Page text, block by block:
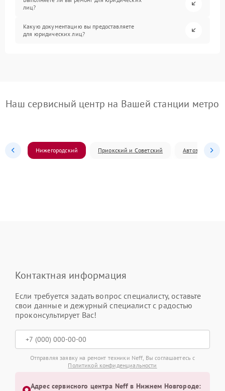
лиц?
Какую документацию вы предоставляете
для юридических лиц?
Наш сервисный центр на Вашей станции метро
Нижегородский Приокский и Советский Автозаводский
Контактная информация
Если требуется задать вопрос специалисту, оставьте
свои данные и дежурный специалист с радостью
проконсультирует Вас!
Отправляя заявку на ремонт техники Neff, Вы соглашаетесь с
Политикой конфиденциальности
Адрес сервисного центра Neff в Нижнем Новгороде: